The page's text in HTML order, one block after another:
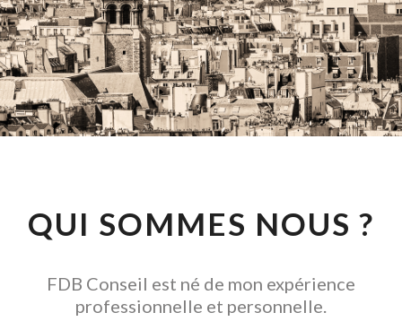
CONSEIL EN
INVESTISSEMENT
LOCATIF
GARANTIR L' ACQUISITION
QUI SOMMES NOUS ?
FDB Conseil est né de mon expérience
professionnelle et personnelle.